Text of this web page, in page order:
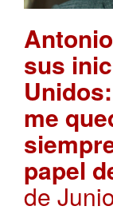
sus
me
papel
de